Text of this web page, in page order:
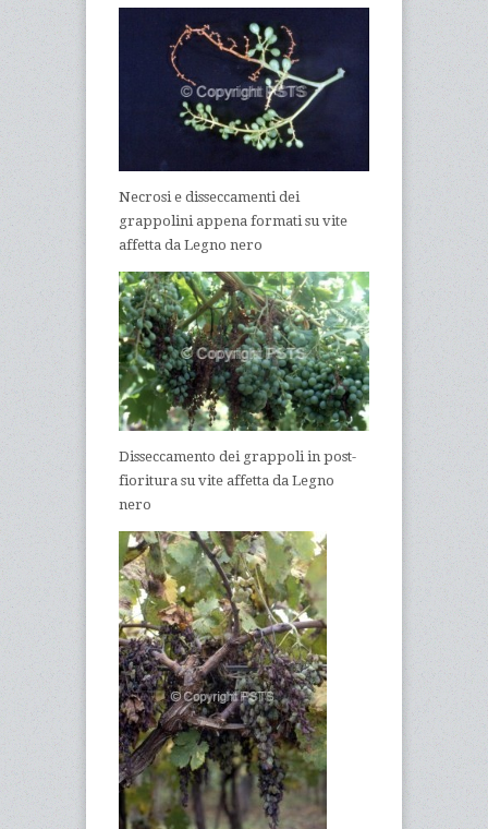
Necrosi e disseccamenti dei
grappolini appena formati su vite
affetta da Legno nero
Disseccamento dei grappoli in post-
fioritura su vite affetta da Legno
nero